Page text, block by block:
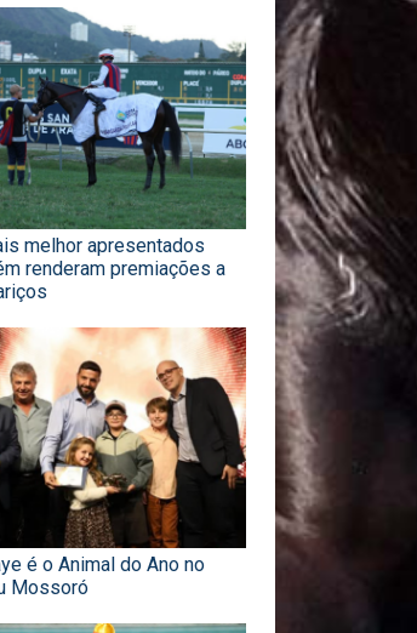
melhor apresentados
renderam premiações a
é o Animal do Ano no
Mossoró